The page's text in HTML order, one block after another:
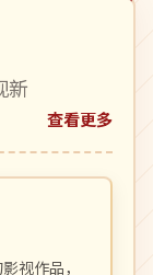
新
查看更多
视作品，